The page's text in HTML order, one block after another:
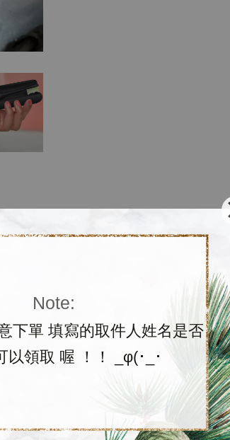
Note:
下單 填寫的取件人姓名是否
以領取 喔 ！！ _φ(･_･
黑白配2支牙刷、6個刷頭、2個便攜